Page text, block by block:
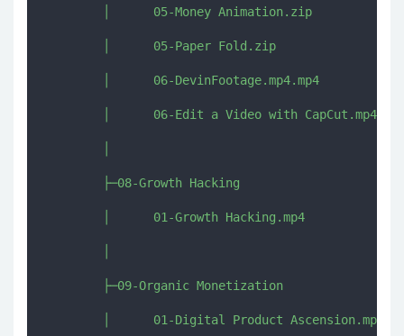
        │      05-Money Animation.zip
        │      05-Paper Fold.zip
        │      06-DevinFootage.mp4.mp4
        │      06-Edit a Video with CapCut.mp4
        ├─08-Growth Hacking
        │      01-Growth Hacking.mp4
        ├─09-Organic Monetization
        │      01-Digital Product Ascension.mp4